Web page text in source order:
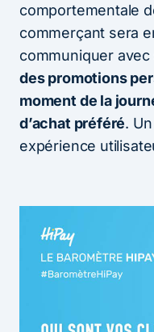
comportementale
commerçant sera
communiquer
des promotions
moment de la
d’achat préféré.
expérience